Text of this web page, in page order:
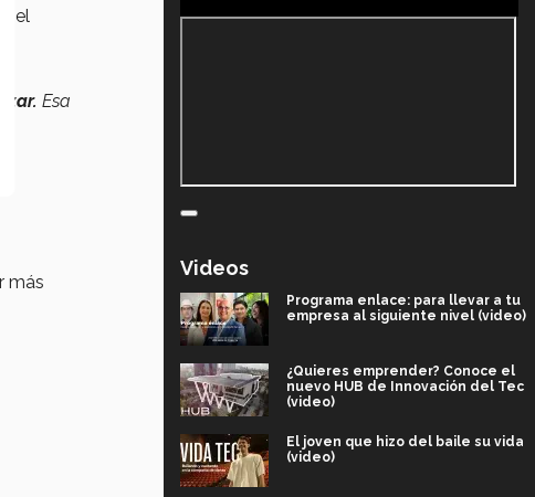
el
Esa
más
Videos
Programa enlace: para llevar a tu
empresa al siguiente nivel (video)
¿Quieres emprender? Conoce el
nuevo HUB de Innovación del Tec
(video)
El joven que hizo del baile su vida
(video)